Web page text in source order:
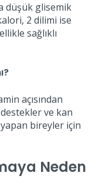
düşük glisemik
2 dilimi ise
sağlıklı
açısından
ve kan
bireyler için
Neden